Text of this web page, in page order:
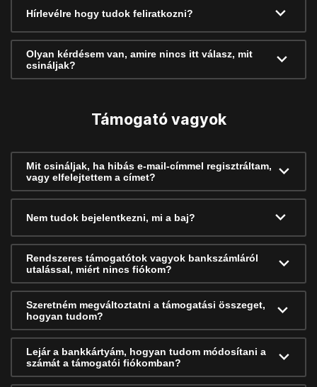
Hírlevélre hogy tudok feliratkozni?
Olyan kérdésem van, amire nincs itt válasz, mit
csináljak?
Támogató vagyok
Mit csináljak, ha hibás e-mail-címmel regisztráltam,
vagy elfelejtettem a címet?
Nem tudok bejelentkezni, mi a baj?
Rendszeres támogatótok vagyok bankszámláról
utalással, miért nincs fiókom?
Szeretném megváltoztatni a támogatási összeget,
hogyan tudom?
Lejár a bankkártyám, hogyan tudom módosítani a
számát a támogatói fiókomban?